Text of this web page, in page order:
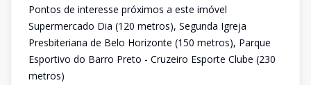
Pontos de interesse próximos a este imóvel
Supermercado Dia (120 metros), Segunda Igreja
Presbiteriana de Belo Horizonte (150 metros), Parque
Esportivo do Barro Preto - Cruzeiro Esporte Clube (230
metros)